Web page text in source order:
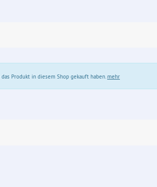
Produkt in diesem Shop gekauft haben.mehr